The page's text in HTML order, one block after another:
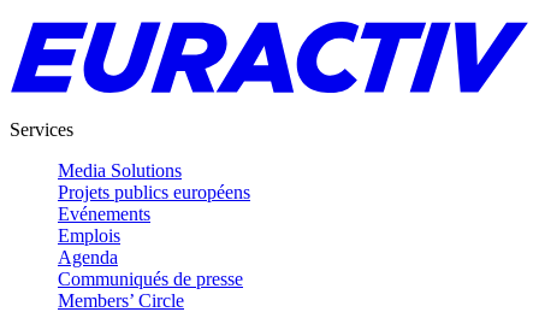
Services
Media Solutions
Projets publics européens
Evénements
Emplois
Agenda
Communiqués de presse
Members’ Circle